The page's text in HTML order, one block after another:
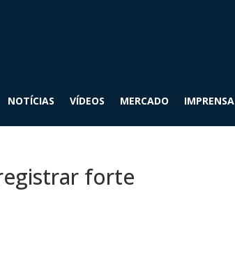
NOTÍCIAS VÍDEOS MERCADO IMPRENSA
forte